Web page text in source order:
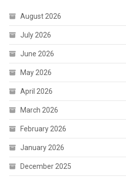
August 2026
July 2026
June 2026
May 2026
April 2026
March 2026
February 2026
January 2026
December 2025